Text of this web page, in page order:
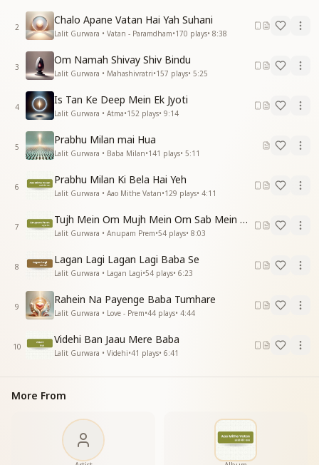
झिलमिल झिलमिल आत्म तारें चलें प्रभु से मिलन मनाने
पुण्य के फूल खिले जीवन में चले चला के प्यार को पाने
झिलमिल झिलमिल आत्म तारें चलें प्रभु से मिलन मनाने
पुण्य के फूल खिले जीवन में चले चला के प्यार को पाने
शांति सागर से शांति भरने शांति सागर से शांति भरने
मन में मिलन की आस
हम चले एक ज्योति बनकर परम ज्योति के पास
हम चले एक ज्योति बनकर परम ज्योति के पास
हम चले एक ज्योति बनकर परम ज्योति के पास
हम चले एक ज्योति बनकर परम ज्योति के पास
परम ज्योति के पास परम ज्योति के पास
2
Chalo Apane Vatan Hai Yah Suhani
Lalit Gurwara • Vatan - Paramdham•170 plays• 8:38
3
Om Namah Shivay Shiv Bindu
Lalit Gurwara • Mahashivratri•157 plays• 5:25
4
Is Tan Ke Deep Mein Ek Jyoti
Lalit Gurwara • Atma•152 plays• 9:14
5
Prabhu Milan mai Hua
Lalit Gurwara • Baba Milan•141 plays• 5:11
6
Prabhu Milan Ki Bela Hai Yeh
Lalit Gurwara • Aao Mithe Vatan•129 plays• 4:11
7
Tujh Mein Om Mujh Mein Om Sab Mein Om
Lalit Gurwara • Anupam Prem•54 plays• 8:03
8
Lagan Lagi Lagan Lagi Baba Se
Lalit Gurwara • Lagan Lagi•54 plays• 6:23
9
Rahein Na Payenge Baba Tumhare
Lalit Gurwara • Love - Prem•44 plays• 4:44
10
Videhi Ban Jaau Mere Baba
Lalit Gurwara • Videhi•41 plays• 6:41
More From